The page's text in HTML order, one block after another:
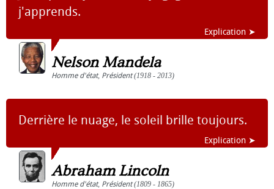
j'apprends.
Explication ➤
Nelson Mandela
Homme d'état, Président(1918 - 2013)
Derrière le nuage, le soleil brille toujours.
Explication ➤
Abraham Lincoln
Homme d'état, Président(1809 - 1865)